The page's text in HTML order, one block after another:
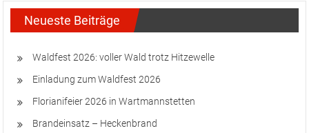
Neueste Beiträge
Waldfest 2026: voller Wald trotz Hitzewelle
Einladung zum Waldfest 2026
Florianifeier 2026 in Wartmannstetten
Brandeinsatz – Heckenbrand